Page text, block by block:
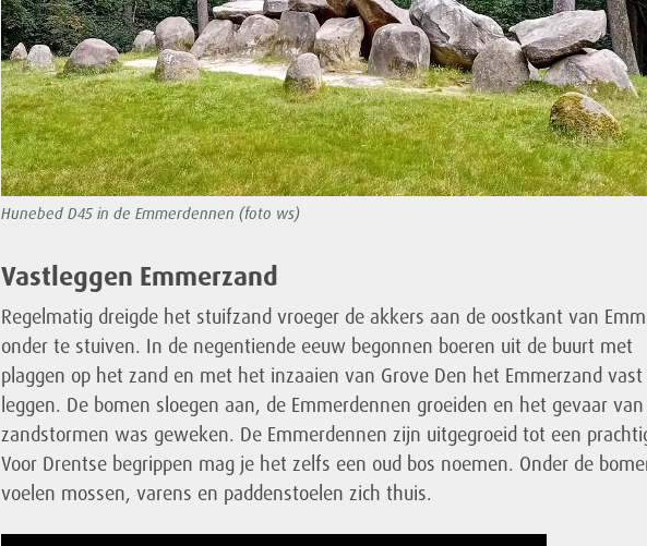
Hunebed D45 in de Emmerdennen (foto ws)
Vastleggen Emmerzand
Regelmatig dreigde het stuifzand vroeger de akkers aan de oostkant van
onder te stuiven. In de negentiende eeuw begonnen boeren uit de buurt met
plaggen op het zand en met het inzaaien van Grove Den het Emmerzand
leggen. De bomen sloegen aan, de Emmerdennen groeiden en het gevaar
zandstormen was geweken. De Emmerdennen zijn uitgegroeid tot een
Voor Drentse begrippen mag je het zelfs een oud bos noemen. Onder de
voelen mossen, varens en paddenstoelen zich thuis.